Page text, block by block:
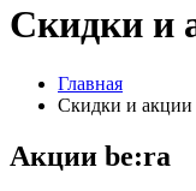
Cкидки и
Главная
Cкидки и акции
Акции be:ra